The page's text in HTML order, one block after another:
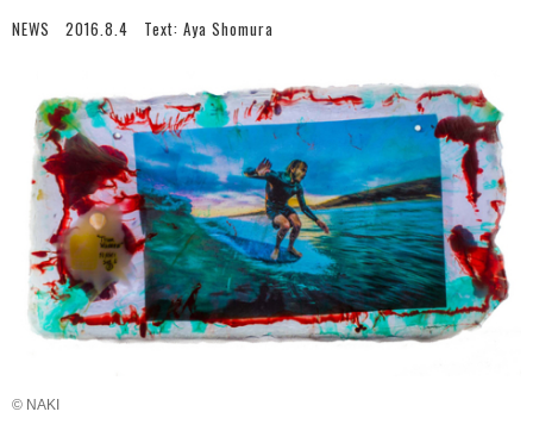
NEWS 2016.8.4 Text: Aya Shomura
© NAKI